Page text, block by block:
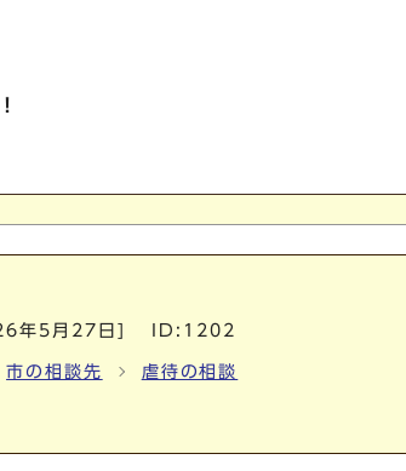
年5月27日 ID:1202
市の相談先 虐待の相談